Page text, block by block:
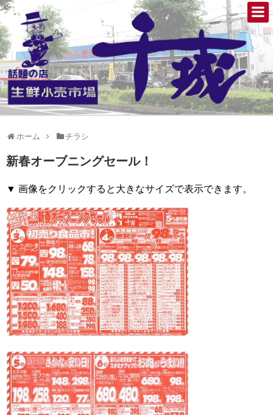
ホーム チラシ
新春オーブニングセール！
▼ 画像をクリックすると大きなサイズで表示できます。